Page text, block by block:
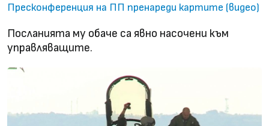
Пресконференция на ПП пренареди картите (видео)
Посланията му обаче са явно насочени към
управляващите.